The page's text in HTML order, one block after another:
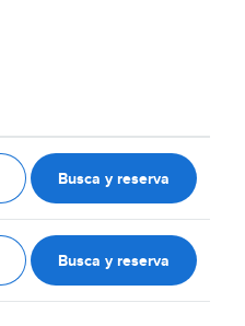
Busca y reserva
Busca y reserva